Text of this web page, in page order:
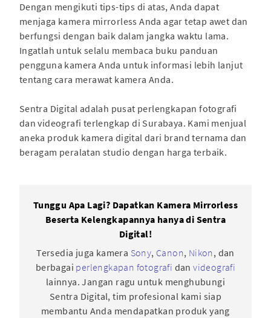
Dengan mengikuti tips-tips di atas, Anda dapat
menjaga kamera mirrorless Anda agar tetap awet dan
berfungsi dengan baik dalam jangka waktu lama.
Ingatlah untuk selalu membaca buku panduan
pengguna kamera Anda untuk informasi lebih lanjut
tentang cara merawat kamera Anda.
Sentra Digital adalah pusat perlengkapan fotografi
dan videografi terlengkap di Surabaya. Kami menjual
aneka produk kamera digital dari brand ternama dan
beragam peralatan studio dengan harga terbaik.
Tunggu Apa Lagi? Dapatkan Kamera Mirrorless
Beserta Kelengkapannya hanya di Sentra
Digital!
Tersedia juga kamera Sony, Canon, Nikon, dan
berbagai perlengkapan fotografi danvideografi
lainnya. Jangan ragu untuk menghubungi
Sentra Digital, tim profesional kami siap
membantu Anda mendapatkan produk yang